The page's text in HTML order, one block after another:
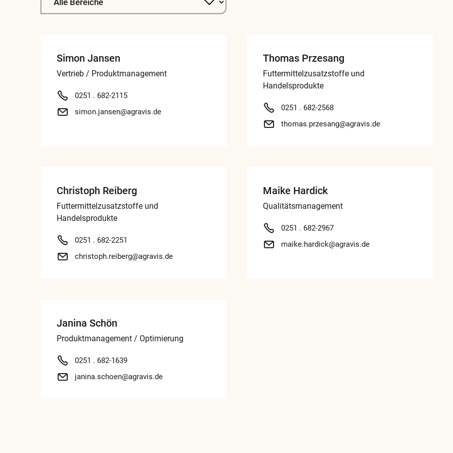
Simon Jansen
Vertrieb / Produktmanagement
0251 . 682-2115
simon.jansen@agravis.de
Thomas Przesang
Futtermittelzusatzstoffe und
Handelsprodukte
0251 . 682-2568
thomas.przesang@agravis.de
Christoph Reiberg
Futtermittelzusatzstoffe und
Handelsprodukte
0251 . 682-2251
christoph.reiberg@agravis.de
Maike Hardick
Qualitätsmanagement
0251 . 682-2967
maike.hardick@agravis.de
Janina Schön
Produktmanagement / Optimierung
0251 . 682-1639
janina.schoen@agravis.de